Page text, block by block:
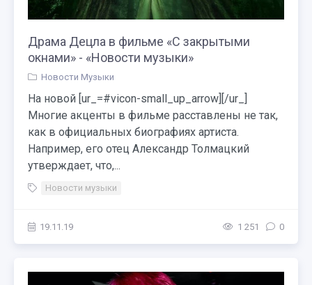
Драма Децла в фильме «С закрытыми
окнами» - «Новости музыки»
Новости Музыки
На новой [ur_=#vicon-small_up_arrow][/ur_]
Многие акценты в фильме расставлены не так,
как в официальных биографиях артиста.
Например, его отец Александр Толмацкий
утверждает, что,...
Новости музыки
19.11.19 1 251 0